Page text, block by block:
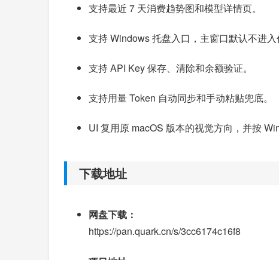
支持最近 7 天消费趋势图和模型详情页。
支持 Windows 托盘入口，主窗口默认不进入
支持 API Key 保存、清除和余额验证。
支持用量 Token 自动同步和手动粘贴兜底。
UI 复用原 macOS 版本的视觉方向，并按
下载地址
网盘下载：
https://pan.quark.cn/s/3cc6174c16f8